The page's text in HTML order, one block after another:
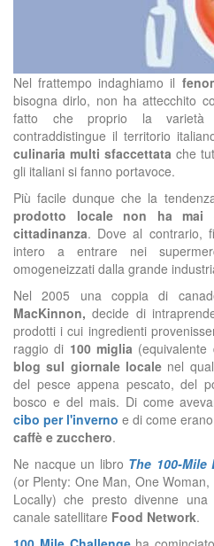
Nel frattempo indaghiamo il
bisogna dirlo, non ha attecchito
fatto che proprio la varietà
contraddistingue il territorio
culinaria multi sfaccettata che
gli italiani si fanno portavoce.
Più facile dunque che la
prodotto locale non ha mai
cittadinanza. Dove al contrario,
intero a entrare nei
omogeneizzati dalla grande
Nel 2005 una coppia di
MacKinnon, decide di
prodotti i cui ingredienti
raggio di 100 miglia
blog sul giornale locale nel
del pesce appena pescato, del
bosco e del mais. Di come
cibo per l'inverno e di come
caffè e zucchero.
Ne nacque un libro The 100-
(or Plenty: One Man, One
Locally) che presto divenne
canale satellitare Food Network.